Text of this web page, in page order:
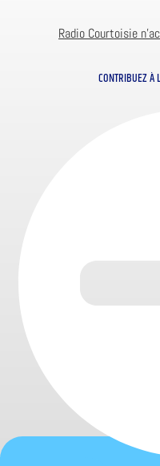
Radio Courtoisie
CONTRIBUEZ À